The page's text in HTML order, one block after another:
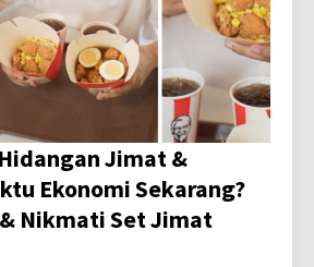
Jimat &
Ekonomi Sekarang?
Nikmati Set Jimat